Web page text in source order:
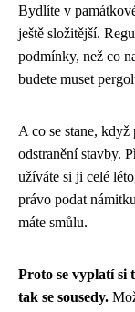
Bydlíte v
ještě složitější.
podmínky, než co
budete muset
A co se stane,
odstranění stavby.
užíváte si ji celé
právo podat
máte smůlu.
Proto se vyplatí si
tak se sousedy.